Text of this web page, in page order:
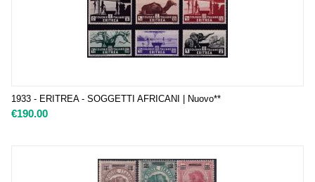
1933 - ERITREA - SOGGETTI AFRICANI | Nuovo**
€190.00